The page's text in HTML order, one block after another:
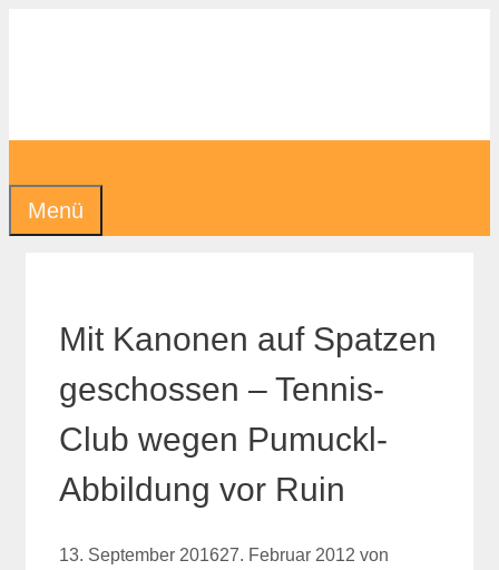
Menü
Mit Kanonen auf Spatzen
geschossen – Tennis-
Club wegen Pumuckl-
Abbildung vor Ruin
13. September 201627. Februar 2012 von